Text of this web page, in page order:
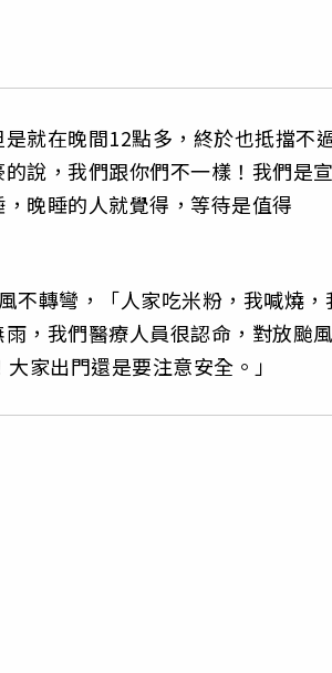
就在晚間12點多，終於也抵擋不
說，我們跟你們不一樣！我們是
晚睡的人就覺得，等待是值得
不轉彎，「人家吃米粉，我喊燒，
，我們醫療人員很認命，對放颱
家出門還是要注意安全。」